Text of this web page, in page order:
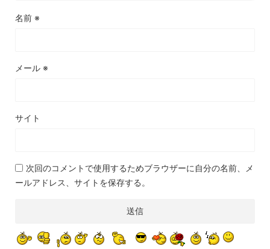
名前 ※
メール ※
サイト
次回のコメントで使用するためブラウザーに自分の名前、メ
ールアドレス、サイトを保存する。